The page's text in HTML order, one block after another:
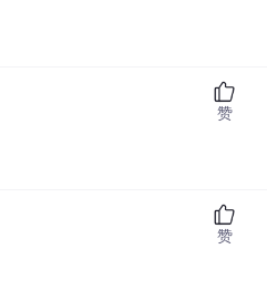
赞
赞